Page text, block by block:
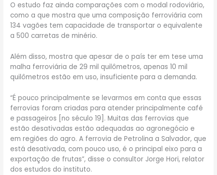
O estudo faz ainda comparações com o modal rodoviário,
como a que mostra que uma composição ferroviária com
134 vagões tem capacidade de transportar o equivalente
a 500 carretas de minério.
Além disso, mostra que apesar de o país ter em tese uma
malha ferroviária de 29 mil quilômetros, apenas 10 mil
quilômetros estão em uso, insuficiente para a demanda.
“É pouco principalmente se levarmos em conta que essas
ferrovias foram criadas para atender principalmente café
e passageiros [no século 19]. Muitas das ferrovias que
estão desativadas estão adequadas ao agronegócio e
em regiões do agro. A ferrovia de Petrolina a Salvador, que
está desativada, com pouco uso, é o principal eixo para a
exportação de frutas”, disse o consultor Jorge Hori, relator
dos estudos do instituto.